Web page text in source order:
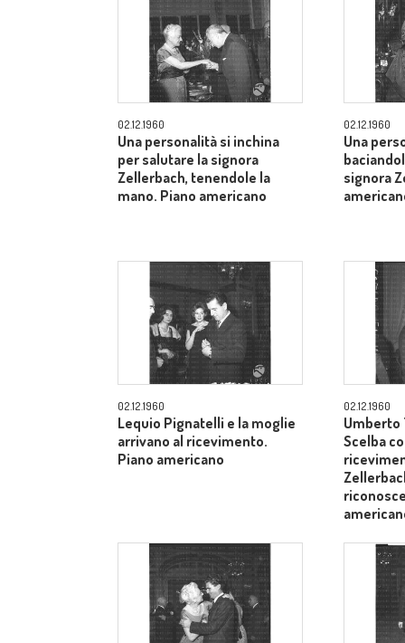
02.12.1960
Una personalità si inchina
per salutare la signora
Zellerbach, tenendole la
mano. Piano americano
02.12.1960
Una
signora
02.12.1960
Lequio Pignatelli e la moglie
arrivano al ricevimento.
Piano americano
02.12.1960
Umberto
Scelba